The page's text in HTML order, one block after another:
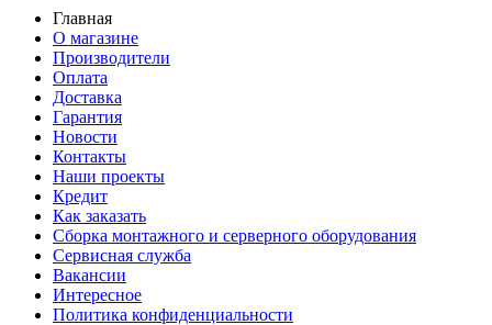
Главная
О магазине
Производители
Оплата
Доставка
Гарантия
Новости
Контакты
Наши проекты
Кредит
Как заказать
Сборка монтажного и серверного оборудования
Сервисная служба
Вакансии
Интересное
Политика конфиденциальности